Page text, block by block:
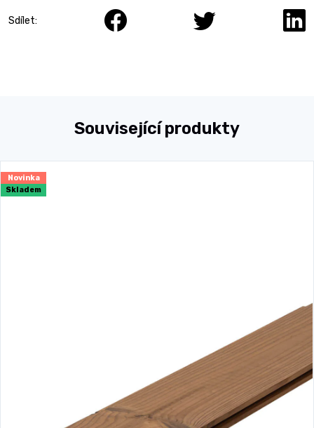
Sdílet:
Související produkty
Novinka
Skladem